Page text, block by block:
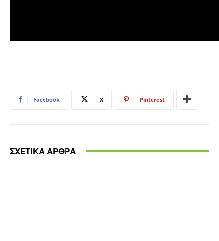
Facebook X Pinterest
ΣΧΕΤΙΚΑ ΑΡΘΡΑ